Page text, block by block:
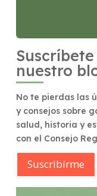
Suscríbete
nuestro
No te pierdas las
y consejos sobre
salud, historia y
con el Consejo
Suscribírme